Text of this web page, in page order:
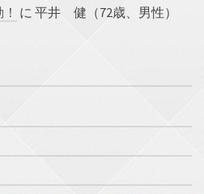
に 平井 健（72歳、男性）